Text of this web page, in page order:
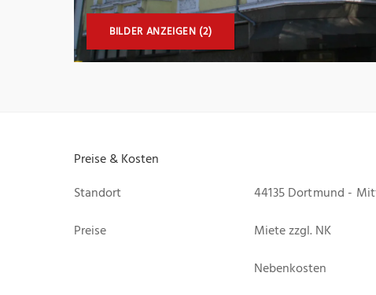
BILDER ANZEIGEN (2)
Preise & Kosten
Standort
44135 Dortmund -
Preise
Miete zzgl. NK
Nebenkosten